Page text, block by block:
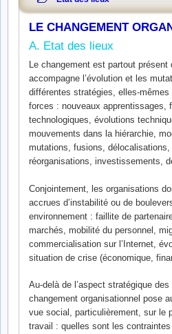
LE CHANGEMENT
A. Etat des lieux
Le changement est partout présent
accompagne l’évolution et les
différentes stratégies, elles-
forces : nouveaux apprentissages,
technologiques, évolutions
mouvements dans la hiérarchie,
mutations, fusions,
réorganisations, investissements,
Conjointement, les organisations
accrues d’instabilité ou de
environnement : faillite de
marchés, mobilité du personnel,
commercialisation sur l’Internet,
situation de crise (économique,
Au-delà de l’aspect stratégique
changement organisationnel pose
vue social, particulièrement, sur le
travail : quelles sont les